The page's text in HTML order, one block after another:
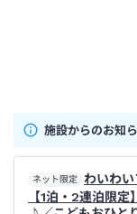
施設からのお知
ネット限定
わいわ
【1泊・2連泊限